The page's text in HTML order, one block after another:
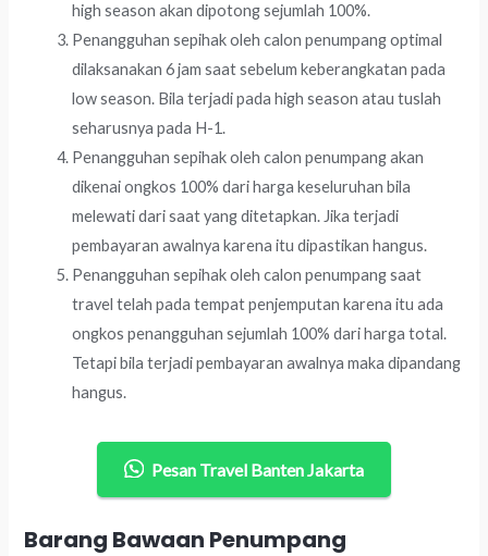
high season akan dipotong sejumlah 100%.
Penangguhan sepihak oleh calon penumpang optimal
dilaksanakan 6 jam saat sebelum keberangkatan pada
low season. Bila terjadi pada high season atau tuslah
seharusnya pada H-1.
Penangguhan sepihak oleh calon penumpang akan
dikenai ongkos 100% dari harga keseluruhan bila
melewati dari saat yang ditetapkan. Jika terjadi
pembayaran awalnya karena itu dipastikan hangus.
Penangguhan sepihak oleh calon penumpang saat
travel telah pada tempat penjemputan karena itu ada
ongkos penangguhan sejumlah 100% dari harga total.
Tetapi bila terjadi pembayaran awalnya maka dipandang
hangus.
Pesan Travel Banten Jakarta
Barang Bawaan Penumpang